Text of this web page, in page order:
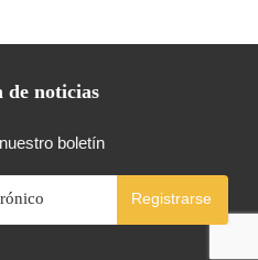
de noticias
boletín
Registrarse